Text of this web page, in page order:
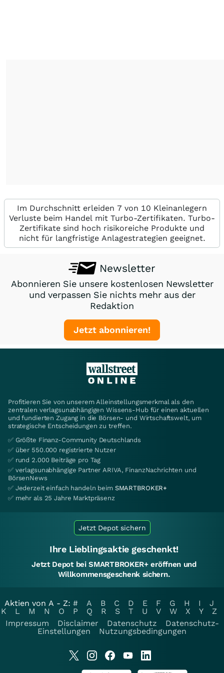
Im Durchschnitt erleiden 7 von 10 Kleinanlegern
Verluste beim Handel mit Turbo-Zertifikaten. Turbo-
Zertifikate sind hoch risikoreiche Produkte und
nicht für langfristige Anlagestrategien geeignet.
Newsletter
Abonnieren Sie unsere kostenlosen Newsletter
und verpassen Sie nichts mehr aus der
Redaktion
Jetzt abonnieren!
Profitieren Sie von unserem Alleinstellungsmerkmal als den
zentralen verlagsunabhängigen Wissens-Hub für einen aktuellen
und fundierten Zugang in die Börsen- und Wirtschaftswelt, um
strategische Entscheidungen zu treffen.
✅ Größte Finanz-Community Deutschlands
✅ über 550.000 registrierte Nutzer
✅ rund 2.000 Beiträge pro Tag
✅ verlagsunabhängige Partner ARIVA, FinanzNachrichten und
BörsenNews
✅ Jederzeit einfach handeln beim SMARTBROKER+
✅ mehr als 25 Jahre Marktpräsenz
Jetzt Depot sichern
Ihre Lieblingsaktie geschenkt!
Jetzt Depot bei SMARTBROKER+ eröffnen und
Willkommensgeschenk sichern.
Aktien von A - Z: # A B C D E F G H I
J
K
L M N O P Q R S T U V W X Y
Z
Impressum
Disclaimer Datenschutz
Datenschutz-
Einstellungen
Nutzungsbedingungen